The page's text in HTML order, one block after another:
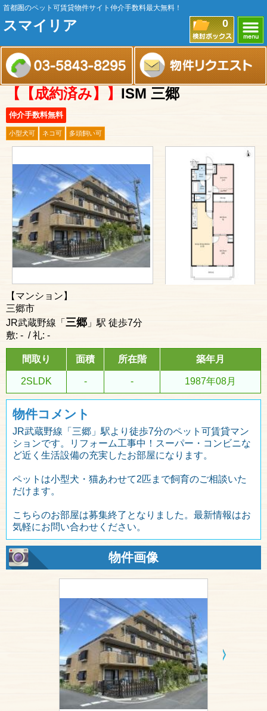
首都圏のペット可賃貸物件サイト仲介手数料最大無料！
スマイリア 0
【【成約済み】】 ISM 三郷
仲介手数料無料
小型犬可 ネコ可 多頭飼い可
【マンション】
三郷市
JR武蔵野線「 三郷 」駅 徒歩7分
敷: - / 礼: -
間取り 面積 所在階 築年月
2SLDK - - 1987年08月
物件コメント
JR武蔵野線「三郷」駅より徒歩7分のペット可賃貸マン
ションです。リフォーム工事中！スーパー・コンビニな
ど近く生活設備の充実したお部屋になります。
ペットは小型犬・猫あわせて2匹まで飼育のご相談いた
だけます。
こちらのお部屋は募集終了となりました。最新情報はお
気軽にお問い合わせください。
物件画像